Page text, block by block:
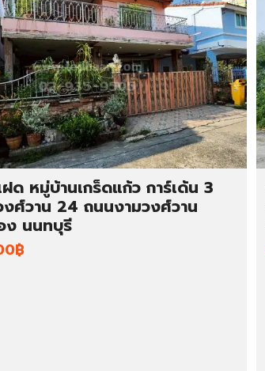
ด หมู่บ้านเกร็ดแก้ว การ์เด้น 3
ศ์วาน 24 ถนนงามวงศ์วาน
ง นนทบุรี
฿